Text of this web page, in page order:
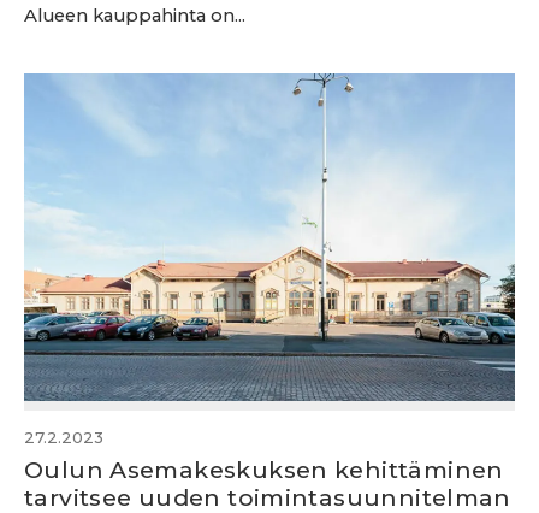
Alueen kauppahinta on...
27.2.2023
Oulun Asemakeskuksen kehittäminen
tarvitsee uuden toimintasuunnitelman